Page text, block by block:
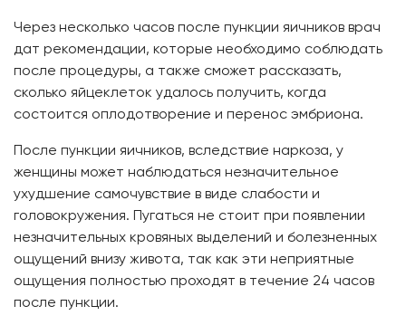
Через несколько часов после пункции яичников врач
дат рекомендации, которые необходимо соблюдать
после процедуры, а также сможет рассказать,
сколько яйцеклеток удалось получить, когда
состоится оплодотворение и перенос эмбриона.
После пункции яичников, вследствие наркоза, у
женщины может наблюдаться незначительное
ухудшение самочувствие в виде слабости и
головокружения. Пугаться не стоит при появлении
незначительных кровяных выделений и болезненных
ощущений внизу живота, так как эти неприятные
ощущения полностью проходят в течение 24 часов
после пункции.